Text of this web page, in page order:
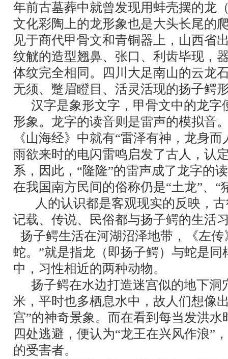
年前古墓葬中就曾发现用蚌壳摆的龙
文化彩陶上的龙形象也是大头长尾的
见于商代甲骨文和青铜器上，山西省
纹觥的造型翘鼻、张口、利齿毕现，
体纹完全相同。四川大足南山的云龙
无须、蹩眉瞪目、活灵活现的扬子鳄
汉字是象形文字，甲骨文中的龙字
形象。龙字的读音则是雷声的模拟音
《山海经》中就有“雷泽有神，龙身
雨欲来时的电闪雷鸣启发了古人，认
系，因此，“隆隆”的雷声成了龙字的
在我国南方民间的俗称仍是“土龙”、“
人的认识都是客观现实的反映，
记载、传说、民俗都与扬子鳄的生活
扬子鳄生活在河湖沼泽地带，《左
蛇。”就是指龙（即扬子鳄）与蛇是
中，习性相近的两种动物。
扬子鳄在水边打造迷宫似的地下洞
米，平时也多栖息水中，故人们想像
宫”的神奇景象。而在看到每当发洪
四处逃避，便认为“龙王在兴风作浪”
的受害者。